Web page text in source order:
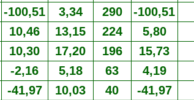
-100,51 3,34 290 -100,51
10,46 13,15 224 5,80
10,30 17,20 196 15,73
-2,16 5,18 63 4,19
-41,97 10,03 40 -41,97